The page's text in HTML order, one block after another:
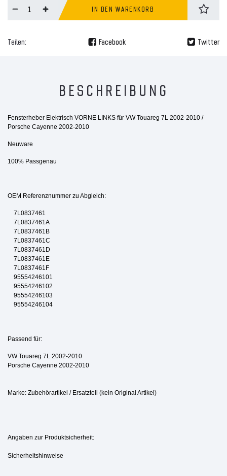
IN DEN WARENKORB
Teilen: Facebook Twitter
BESCHREIBUNG
Fensterheber Elektrisch VORNE LINKS für VW Touareg 7L 2002-2010 /
Porsche Cayenne 2002-2010
Neuware
100% Passgenau
OEM Referenznummer zu Abgleich:
7L0837461
7L0837461A
7L0837461B
7L0837461C
7L0837461D
7L0837461E
7L0837461F
95554246101
95554246102
95554246103
95554246104
Passend für:
VW Touareg 7L 2002-2010
Porsche Cayenne 2002-2010
Marke: Zubehörartikel / Ersatzteil (kein Original Artikel)
Angaben zur Produktsicherheit:
Sicherheitshinweise